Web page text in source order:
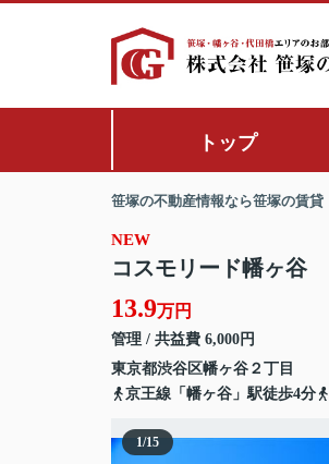
トップ
笹塚の不動産情報なら笹塚の賃貸
NEW
コスモリード幡ヶ谷
13.9万円
管理 / 共益費 6,000円
東京都渋谷区幡ヶ谷 ２丁目
京王線「幡ヶ谷」駅徒歩4分
1/15